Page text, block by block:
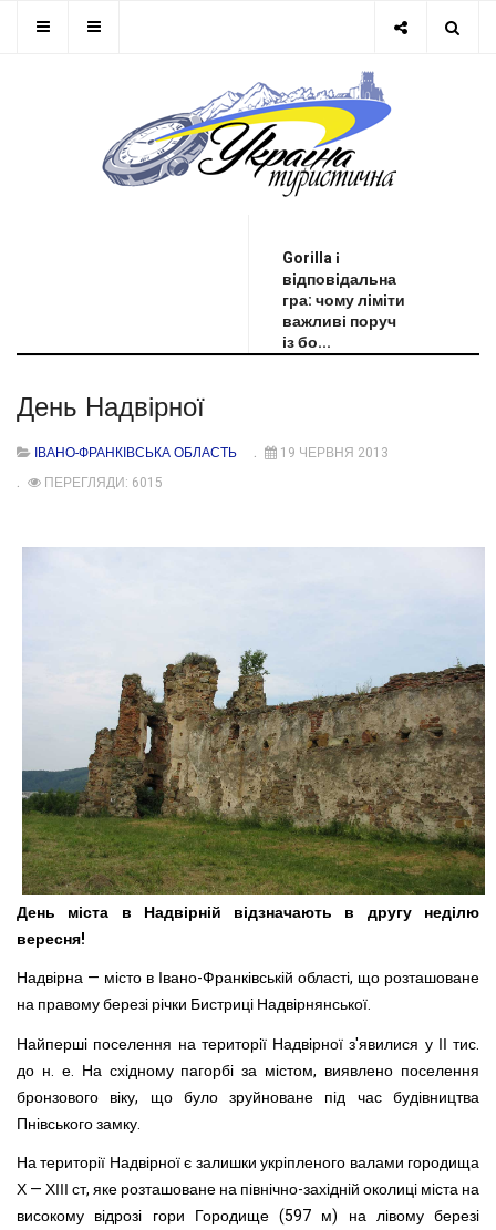
Gorilla і
відповідальна
гра: чому ліміти
важливі поруч
із бо...
День Надвірної
ІВАНО-ФРАНКІВСЬКА ОБЛАСТЬ
19 ЧЕРВНЯ 2013
ПЕРЕГЛЯДИ: 6015
День міста в Надвірній відзначають в другу неділю
вересня!
Надвірна — місто в Івано-Франківській області, що розташоване
на правому березі річки Бистриці Надвірнянської.
Найперші поселення на території Надвірної з'явилися у ІІ тис.
до н. е. На східному пагорбі за містом, виявлено поселення
бронзового віку, що було зруйноване під час будівництва
Пнівського замку.
На території Надвірної є залишки укріпленого валами городища
Х — ХІІІ ст, яке розташоване на північно-західній околиці міста на
високому відрозі гори Городище (597 м) на лівому березі